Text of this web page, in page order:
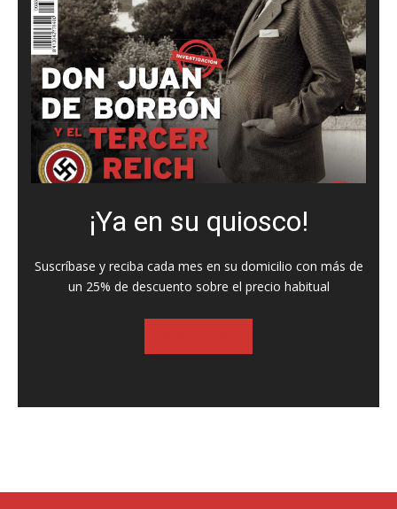
¡Ya en su quiosco!
Suscríbase y reciba cada mes en su domicilio con más de
un 25% de descuento sobre el precio habitual